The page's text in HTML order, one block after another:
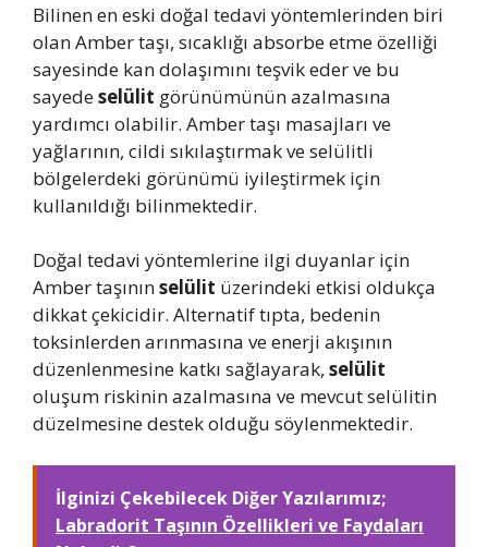
Bilinen en eski doğal tedavi yöntemlerinden biri
olan Amber taşı, sıcaklığı absorbe etme özelliği
sayesinde kan dolaşımını teşvik eder ve bu
sayedeselülit görünümünün azalmasına
yardımcı olabilir. Amber taşı masajları ve
yağlarının, cildi sıkılaştırmak ve selülitli
bölgelerdeki görünümü iyileştirmek için
kullanıldığı bilinmektedir.
Doğal tedavi yöntemlerine ilgi duyanlar için
Amber taşınınselülit üzerindeki etkisi oldukça
dikkat çekicidir. Alternatif tıpta, bedenin
toksinlerden arınmasına ve enerji akışının
düzenlenmesine katkı sağlayarak, selülit
oluşum riskinin azalmasına ve mevcut selülitin
düzelmesine destek olduğu söylenmektedir.
İlginizi Çekebilecek Diğer Yazılarımız;
Labradorit Taşının Özellikleri ve Faydaları